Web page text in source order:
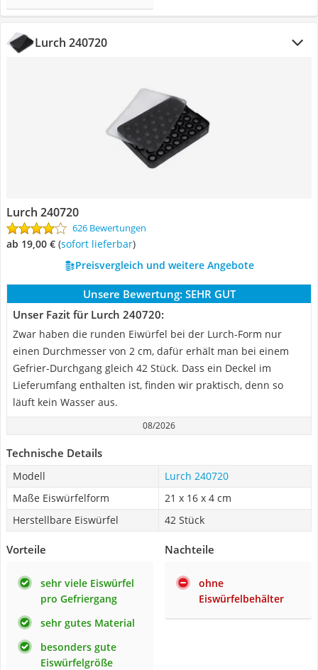
Lurch 240720
Lurch 240720
626 Bewertungen
ab 19,00 € ( Sofort lieferbar)
Preisvergleich und weitere Angebote
Unsere Bewertung: SEHR GUT
Unser Fazit für Lurch 240720:
Zwar haben die runden Eiwürfel bei der Lurch-Form nur
einen Durchmesser von 2 cm, dafür erhält man bei einem
Gefrier-Durchgang gleich 42 Stück. Dass ein Deckel im
Lieferumfang enthalten ist, finden wir praktisch, denn so
läuft kein Wasser aus.
08/2026
Technische Details
Modell
Lurch 240720
Maße Eiswürfelform
21 x 16 x 4 cm
Herstellbare Eiswürfel
42 Stück
Vorteile
sehr viele Eiswürfel
pro Gefriergang
sehr gutes Material
besonders gute
Eiswürfelgröße
Nachteile
ohne
Eiswürfelbehälter